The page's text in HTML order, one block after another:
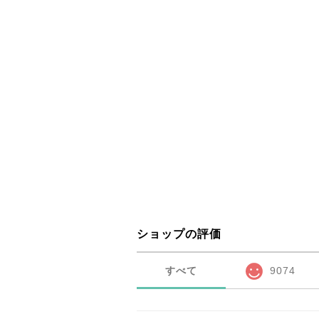
ショップの評価
すべて 9074